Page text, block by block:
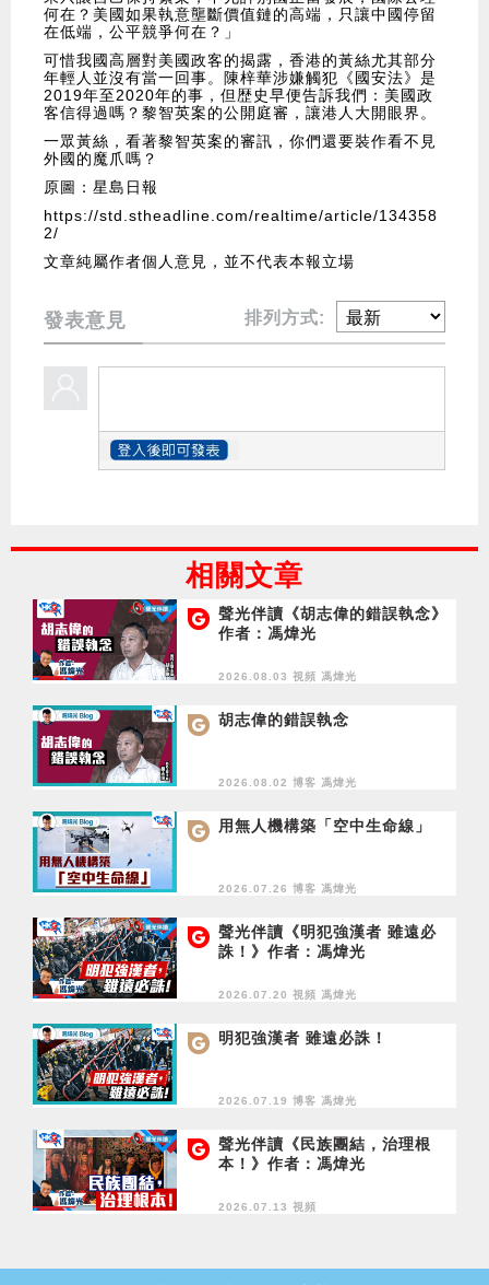
何在？美國如果執意壟斷價值鏈的高端，只讓中國停留
在低端，公平競爭何在？」
可惜我國高層對美國政客的揭露，香港的黃絲尤其部分
年輕人並沒有當一回事。陳梓華涉嫌觸犯《國安法》是
2019年至2020年的事，但歴史早便告訴我們：美國政
客信得過嗎？黎智英案的公開庭審，讓港人大開眼界。
一眾黃絲，看著黎智英案的審訊，你們還要裝作看不見
外國的魔爪嗎？
原圖：星島日報
https://std.stheadline.com/realtime/article/134358
2/
文章純屬作者個人意見，並不代表本報立場
發表意見 排列方式:
相關文章
聲光伴讀《胡志偉的錯誤執念》
作者：馮煒光
2026.08.03 視頻 馮煒光
胡志偉的錯誤執念
2026.08.02 博客 馮煒光
用無人機構築「空中生命線」
2026.07.26 博客 馮煒光
聲光伴讀《明犯強漢者 雖遠必
誅！》作者：馮煒光
2026.07.20 視頻 馮煒光
明犯強漢者 雖遠必誅！
2026.07.19 博客 馮煒光
聲光伴讀《民族團結，治理根
本！》作者：馮煒光
2026.07.13 視頻